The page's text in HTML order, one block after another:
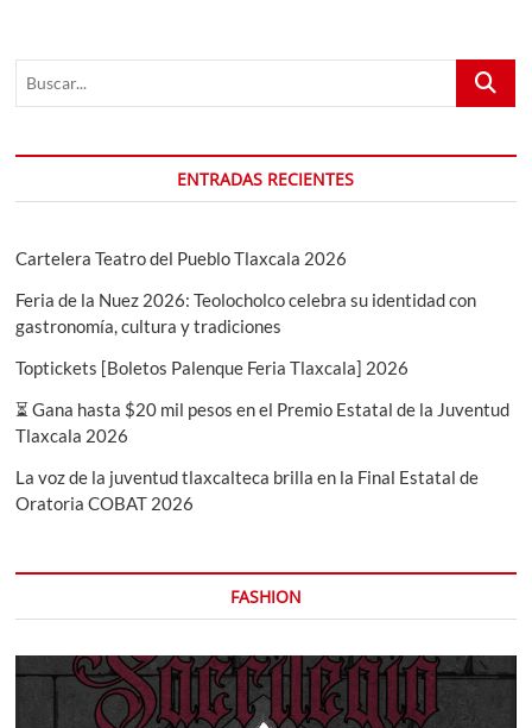
Buscar...
ENTRADAS RECIENTES
Cartelera Teatro del Pueblo Tlaxcala 2026
Feria de la Nuez 2026: Teolocholco celebra su identidad con
gastronomía, cultura y tradiciones
Toptickets [Boletos Palenque Feria Tlaxcala] 2026
⏳ Gana hasta $20 mil pesos en el Premio Estatal de la Juventud
Tlaxcala 2026
La voz de la juventud tlaxcalteca brilla en la Final Estatal de
Oratoria COBAT 2026
FASHION